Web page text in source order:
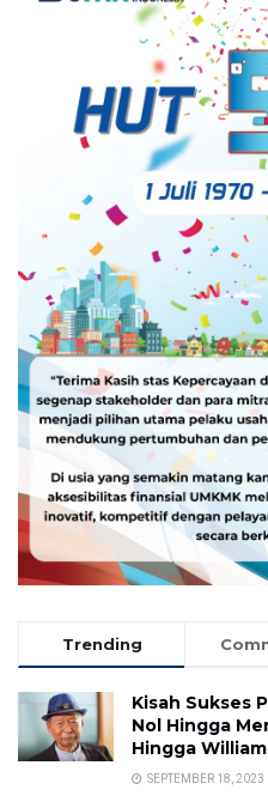
Trending
Kisah Sukses
Nol Hingga
Hingga
SEPTEMBER 18, 2023